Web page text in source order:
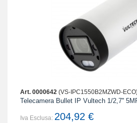
Art. 0000642 (VS-IPC1550B2MZWD-
Telecamera Bullet IP Vultech 1/2,7''
Iva Esclusa: 204,92 €